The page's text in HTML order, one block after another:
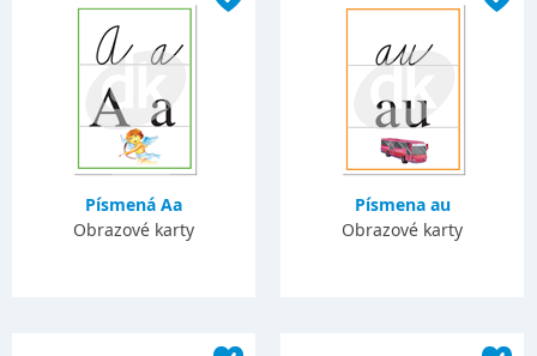
Písmená Aa
Obrazové karty
Písmena au
Obrazové karty